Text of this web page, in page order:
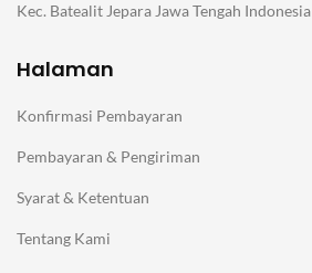
Kec. Batealit Jepara Jawa Tengah Indonesia
Halaman
Konfirmasi Pembayaran
Pembayaran & Pengiriman
Syarat & Ketentuan
Tentang Kami